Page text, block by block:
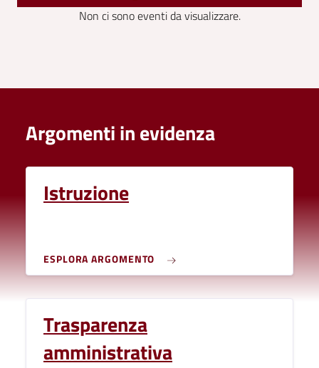
Non ci sono eventi da visualizzare.
Argomenti in evidenza
Istruzione
ESPLORA ARGOMENTO
Trasparenza
amministrativa